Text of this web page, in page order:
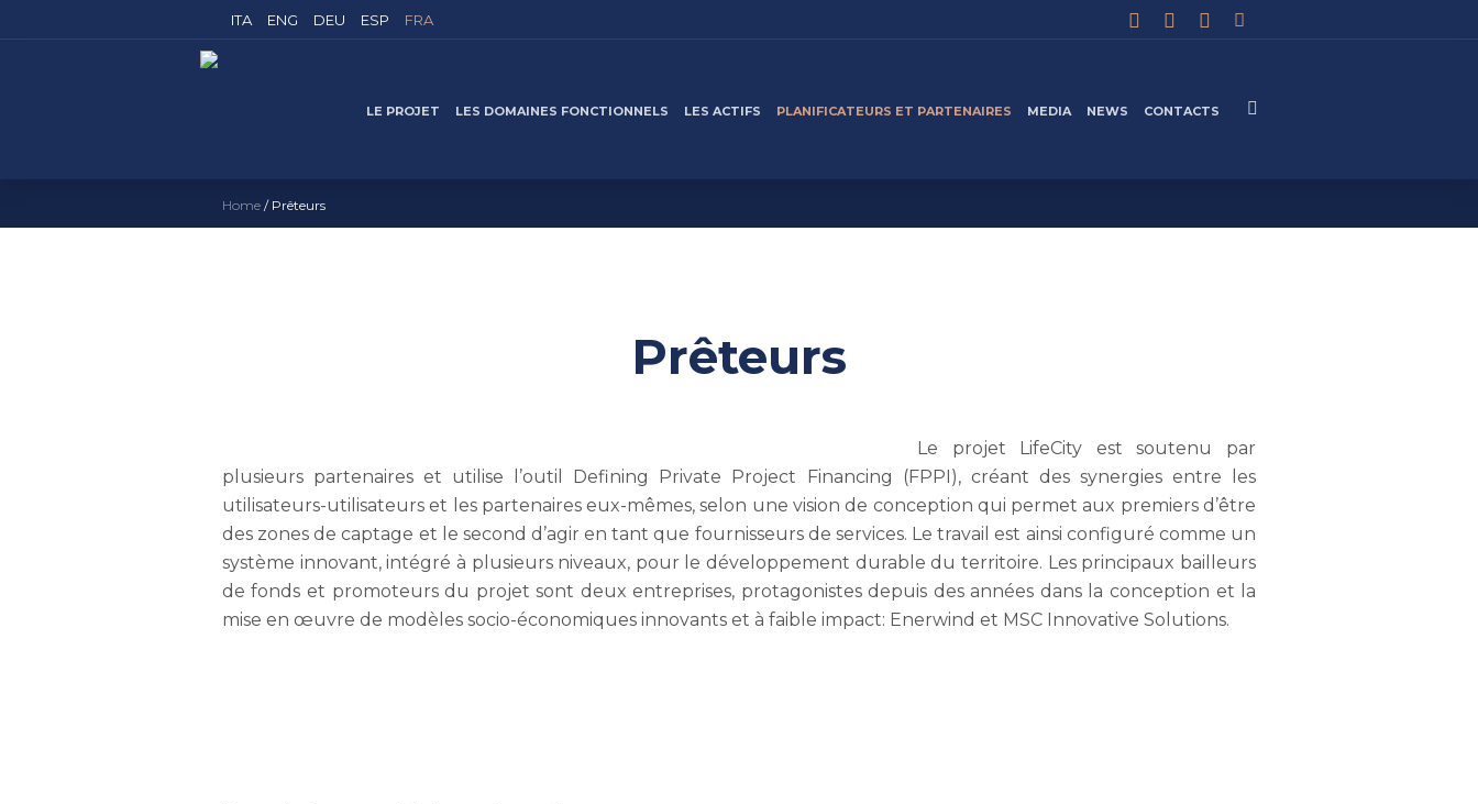
ITA ENG DEU ESP FRA
LE PROJET LES DOMAINES FONCTIONNELS LES ACTIFS PLANIFICATEURS ET PARTENAIRES MEDIA NEWS CONTACTS
Home / Prêteurs
Prêteurs
Le projet LifeCity est soutenu par
plusieurs partenaires et utilise l’outil Defining Private Project Financing (FPPI), créant des synergies entre les
utilisateurs-utilisateurs et les partenaires eux-mêmes, selon une vision de conception qui permet aux premiers d’être
des zones de captage et le second d’agir en tant que fournisseurs de services. Le travail est ainsi configuré comme un
système innovant, intégré à plusieurs niveaux, pour le développement durable du territoire. Les principaux bailleurs
de fonds et promoteurs du projet sont deux entreprises, protagonistes depuis des années dans la conception et la
mise en œuvre de modèles socio-économiques innovants et à faible impact: Enerwind et MSC Innovative Solutions.